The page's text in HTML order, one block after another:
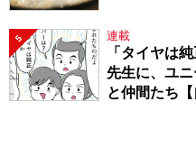
5 連載
「タイヤは
先生に、ユ
と仲間たち